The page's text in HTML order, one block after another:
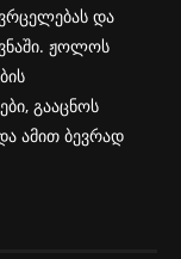
და
ჟოლოს
გააცნოს
ამით ბევრად